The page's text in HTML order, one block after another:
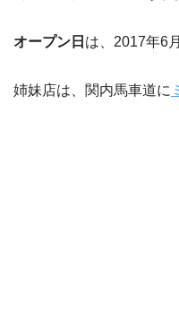
オープン日 は、2017年6
姉妹店は、関内馬車道に